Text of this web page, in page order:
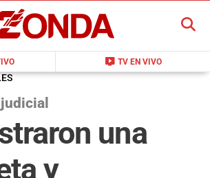
live_tv TV EN VIVO
BUSCAR
una
y